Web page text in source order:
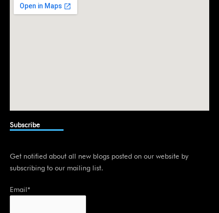
n
Subscribe
Get notified about all new blogs posted on our website by
subscribing to our mailing list.
Email*